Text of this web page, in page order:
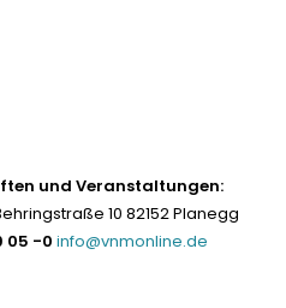
und Veranstaltungen:
10 82152 Planegg
05 -0 info@vnmonline.de